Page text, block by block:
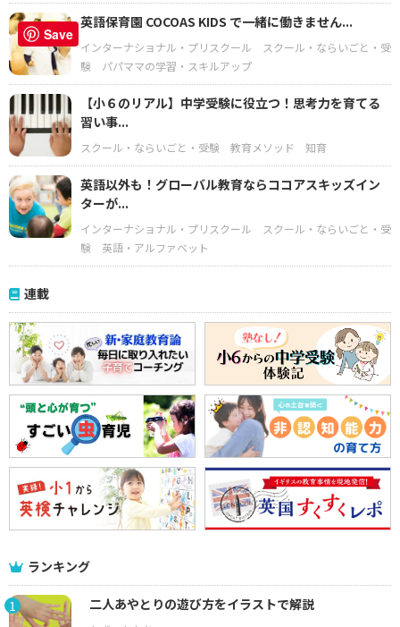
英語保育園 COCOAS KIDS で一緒に働きません...
インターナショナル・プリスクール
スクール・ならいごと・受
験
パパママの学習・スキルアップ
【小６のリアル】中学受験に役立つ！思考力を育てる
習い事...
スクール・ならいごと・受験 教育メソッド 知育
英語以外も！グローバル教育ならココアスキッズイン
ターが...
インターナショナル・プリスクール
スクール・ならいごと・受
験
英語・アルファベット
連載
ランキング
1 二人あやとりの遊び方をイラストで解説
Save